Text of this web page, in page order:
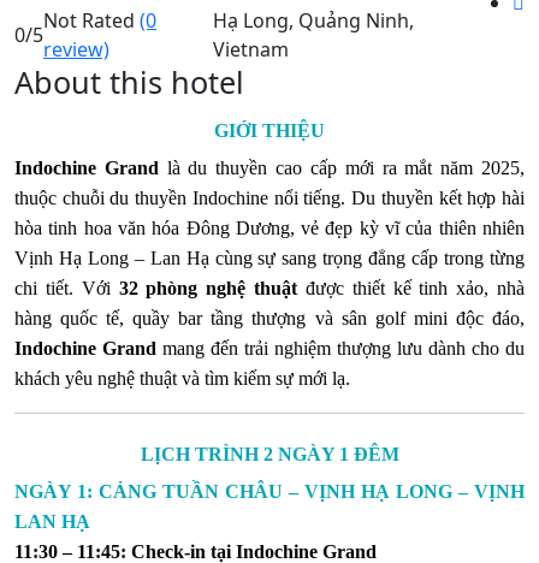
0/5
Not Rated (0
review)
Hạ Long, Quảng Ninh,
Vietnam
About this hotel
GIỚI THIỆU
Indochine Grand là du thuyền cao cấp mới ra mắt năm 2025,
thuộc chuỗi du thuyền Indochine nổi tiếng. Du thuyền kết hợp hài
hòa tinh hoa văn hóa Đông Dương, vẻ đẹp kỳ vĩ của thiên nhiên
Vịnh Hạ Long – Lan Hạ cùng sự sang trọng đẳng cấp trong từng
chi tiết. Với 32 phòng nghệ thuật được thiết kế tinh xảo, nhà
hàng quốc tế, quầy bar tầng thượng và sân golf mini độc đáo,
Indochine Grand mang đến trải nghiệm thượng lưu dành cho du
khách yêu nghệ thuật và tìm kiếm sự mới lạ.
LỊCH TRÌNH 2 NGÀY 1 ĐÊM
NGÀY 1: CẢNG TUẦN CHÂU – VỊNH HẠ LONG – VỊNH
LAN HẠ
11:30 – 11:45: Check-in tại Indochine Grand